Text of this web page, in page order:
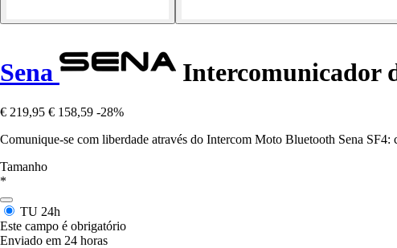
Sena Intercomunicador
€ 219,95 € 158,59 -28%
Comunique-se com liberdade através do Intercom Moto Bluetooth Sena
Tamanho
*
TU 24h
Este campo é obrigatório
Enviado em 24 horas